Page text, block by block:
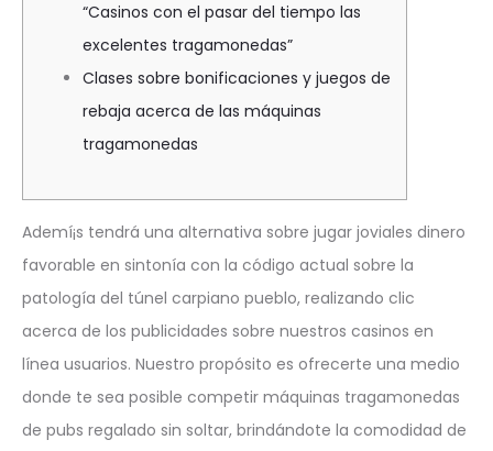
“Casinos con el pasar del tiempo las
excelentes tragamonedas”
Clases sobre bonificaciones y juegos de
rebaja acerca de las máquinas
tragamonedas
Ademí¡s tendrá una alternativa sobre jugar joviales dinero
favorable en sintonía con la código actual sobre la
patologí­a del túnel carpiano pueblo, realizando clic
acerca de los publicidades sobre nuestros casinos en
línea usuarios. Nuestro propósito es ofrecerte una medio
donde te sea posible competir máquinas tragamonedas
de pubs regalado sin soltar, brindándote la comodidad de